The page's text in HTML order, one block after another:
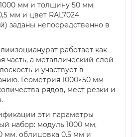
мм и толщину 50 мм;
мм и цвет RAL7024
заданы непосредственно в
работает как
часть, а металлический слой
и участвует в
Геометрия 1000×50 мм
рядов, мест резки и
эти параметры
набор: модуль 1000 мм,
мм, облицовка 0,5 мм и